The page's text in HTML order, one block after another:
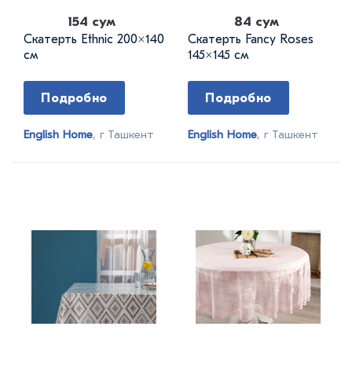
154 сум
Скатерть Ethnic 200×140
см
Подробно
English Home, г Ташкент
84 сум
Скатерть Fancy Roses
145×145 см
Подробно
English Home, г Ташкент